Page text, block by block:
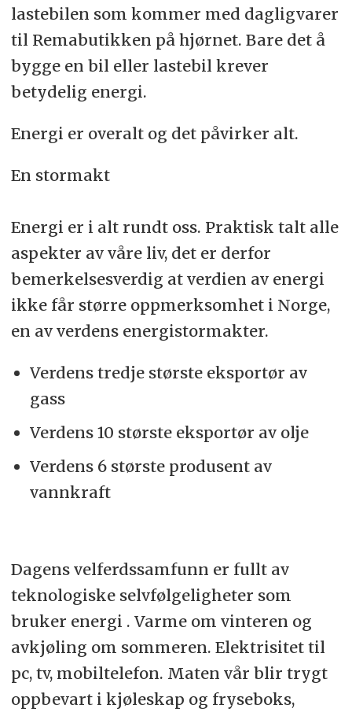
lastebilen som kommer med dagligvarer
til Remabutikken på hjørnet. Bare det å
bygge en bil eller lastebil krever
betydelig energi.
Energi er overalt og det påvirker alt.
En stormakt
Energi er i alt rundt oss. Praktisk talt alle
aspekter av våre liv, det er derfor
bemerkelsesverdig at verdien av energi
ikke får større oppmerksomhet i Norge,
en av verdens energistormakter.
Verdens tredje største eksportør av
gass
Verdens 10 største eksportør av olje
Verdens 6 største produsent av
vannkraft
Dagens velferdssamfunn er fullt av
teknologiske selvfølgeligheter som
bruker energi . Varme om vinteren og
avkjøling om sommeren. Elektrisitet til
pc, tv, mobiltelefon. Maten vår blir trygt
oppbevart i kjøleskap og fryseboks,